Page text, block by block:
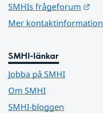
SMHIs frågeforum
Mer kontaktinformation
SMHI-länkar
Jobba på SMHI
Om SMHI
SMHI-bloggen